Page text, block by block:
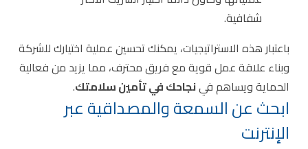
شفافية.
باعتبار هذه الاستراتيجيات، يمكنك تحسين عملية اختيارك للشركة
وبناء علاقة عمل قوية مع فريق محترف، مما يزيد من فعالية
الحماية ويساهم فينجاحك في تأمين سلامتك.
ابحث عن السمعة والمصداقية عبر
الإنترنت